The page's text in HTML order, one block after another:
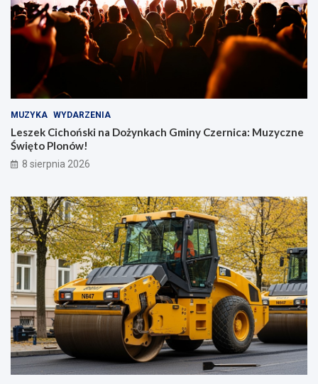
MUZYKA WYDARZENIA
Leszek Cichoński na Dożynkach Gminy Czernica: Muzyczne
Święto Plonów!
8 sierpnia 2026